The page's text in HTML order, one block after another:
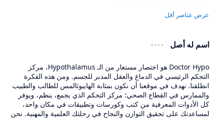
اسم له أصل
Doctor Hypo هو اختصار مستعار من الـ Hypothalamus، مركز
التحكم الرئيسي في الدماغ والعقل المدبر للجسم. ومن هذه الفكرة
انطلقنا. نهدف في موقعنا أن نكون بمثابة الهايبوثالمس للطالب والطبيب
والممارس في القطاع الصحي؛ مركز التحكم الذي يجمع، ينظم، ويوفر
كل الأدوات المعرفية من كتب وكورسات وتطبيقات في مكان واحد،
لمساعدتك على تحقيق التوازن والنجاح في رحلتك العلمية والمهنية. نحن